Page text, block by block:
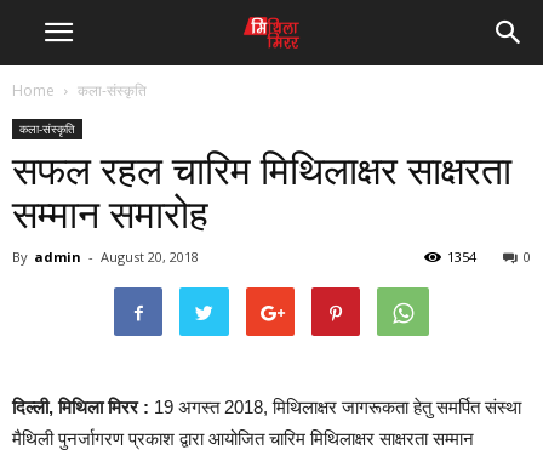
Home कला-संस्कृति
कला-संस्कृति
सफल रहल चारिम मिथिलाक्षर साक्षरता
सम्मान समारोह
By admin - August 20, 2018 0
1354
दिल्ली, मिथिला मिरर : 19 अगस्त 2018, मिथिलाक्षर जागरूकता हेतु समर्पित संस्था
मैथिली पुनर्जागरण प्रकाश द्वारा आयोजित चारिम मिथिलाक्षर साक्षरता सम्मान